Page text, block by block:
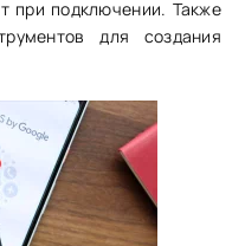
при подключении. Также
для создания